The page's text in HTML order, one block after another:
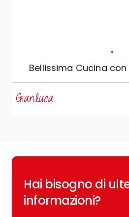
"
Bellissima Cucina
Gianluca
Hai bisogno di
informazioni?